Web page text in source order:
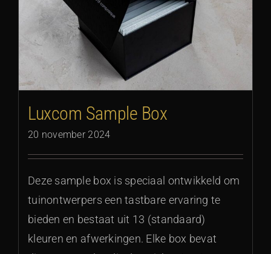
Luxcom Sample Box
20 november 2024
Deze sample box is speciaal ontwikkeld om
tuinontwerpers een tastbare ervaring te
bieden en bestaat uit 13 (standaard)
kleuren en afwerkingen. Elke box bevat